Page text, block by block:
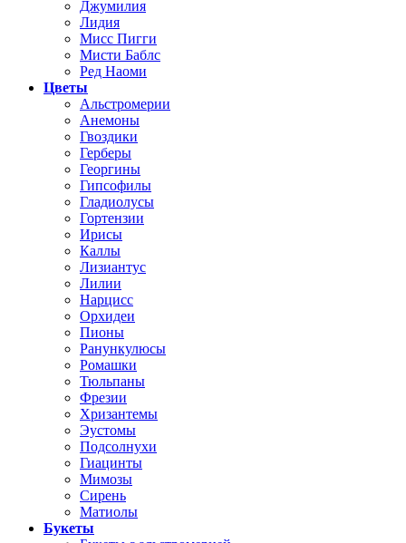
Джумилия
Лидия
Мисс Пигги
Мисти Баблс
Ред Наоми
Цветы
Альстромерии
Анемоны
Гвоздики
Герберы
Георгины
Гипсофилы
Гладиолусы
Гортензии
Ирисы
Каллы
Лизиантус
Лилии
Нарцисс
Орхидеи
Пионы
Ранункулюсы
Ромашки
Тюльпаны
Фрезии
Хризантемы
Эустомы
Подсолнухи
Гиацинты
Мимозы
Сирень
Матиолы
Букеты